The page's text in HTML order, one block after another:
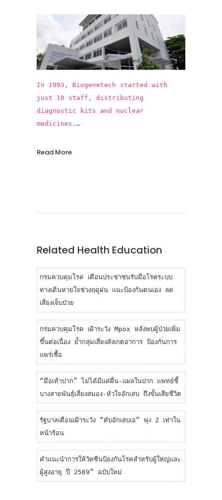
In 1993, Biogenetech started with
just 10 staff, distributing
diagnostic kits and nuclear
medicines.
introduced more than 15 innovative
numerous infectious diseases!
Read More
Related Health Education
กรมควบคุมโรค เตือนประชาชนรับมือโรคระบบ
ทางเดินหายใจช่วงฤดูฝน แนะป้องกันตนเอง ลด
เสี่ยงเจ็บป่วย
กรมควบคุมโรค เฝ้าระวัง Mpox หลังพบผู้ป่วยเพิ่ม
ขึ้นต่อเนื่อง ย้ำกลุ่มเสี่ยงสังเกตอาการ ป้องกันการ
แพร่เชื้อ
“มือเท้าปาก” ไม่ได้มีแค่ผื่น-แผลในปาก แพทย์ชี้
บางสายพันธุ์เสี่ยงสมอง-หัวใจอักเสบ ถึงขั้นเสียชีวิต
รัฐบาลเตือนเฝ้าระวัง “ตับอักเสบเอ” พุ่ง 2 เท่าใน
หน้าร้อน
คำแนะนำการให้วัคซีนป้องกันโรคสำหรับผู้ใหญ่และ
ผู้สูงอายุ ปี 2569” ฉบับใหม่